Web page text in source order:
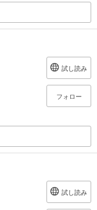
試し読み
フォロー
試し読み